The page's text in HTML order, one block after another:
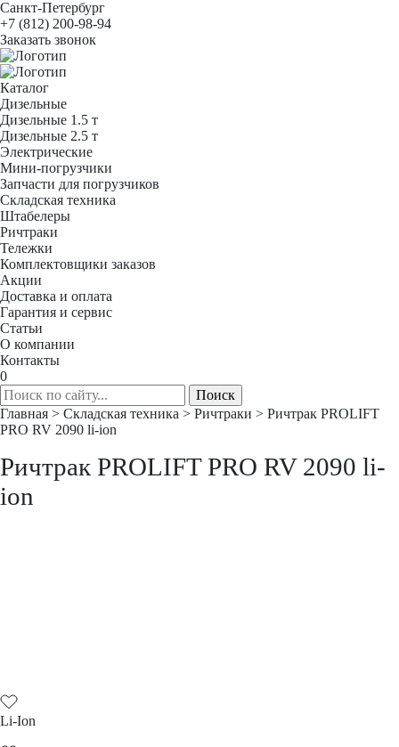
Санкт-Петербург
+7 (812) 200-98-94
Заказать звонок
Каталог
Дизельные
Дизельные 1.5 т
Дизельные 2.5 т
Электрические
Мини-погрузчики
Запчасти для погрузчиков
Складская техника
Штабелеры
Ричтраки
Тележки
Комплектовщики заказов
Акции
Доставка и оплата
Гарантия и сервис
Статьи
О компании
Контакты
0
Главная > Складская техника > Ричтраки > Ричтрак PROLIFT
PRO RV 2090 li-ion
Ричтрак PROLIFT PRO RV 2090 li-
ion
Li-Ion